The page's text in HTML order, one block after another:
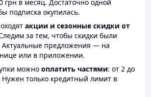
грн в месяц. Достаточно одной
подписка окупилась.
акции и сезонные скидки от
за тем, чтобы скидки были
предложения — на
или в приложении.
можно оплатить частями: от 2 до
только кредитный лимит в